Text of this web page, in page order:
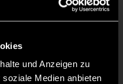
und Anzeigen zu
Medien anbieten